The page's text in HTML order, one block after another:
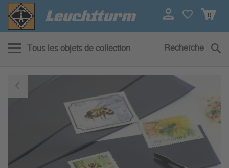
0
Tous les objets de collection Recherche